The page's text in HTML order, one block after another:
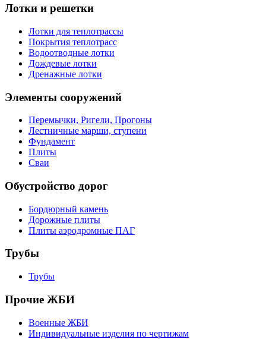
Лотки и решетки
Лотки для теплотрассы
Покрытия теплотрасс
Водоотводные лотки
Дождевые лотки
Дренажные лотки
Элементы сооружений
Перемычки, Ригели, Прогоны
Лестничные марши, ступени
Фундамент
Плиты
Сваи
Обустройство дорог
Бордюрный камень
Дорожные плиты
Плиты аэродромные ПАГ
Трубы
Трубы
Прочие ЖБИ
Военные ЖБИ
Индивидуальные изделия по чертижам